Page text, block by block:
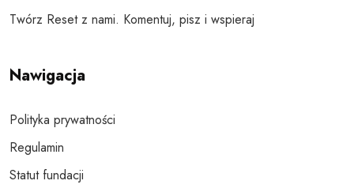
Twórz Reset z nami. Komentuj, pisz i wspieraj
Nawigacja
Polityka prywatności
Regulamin
Statut fundacji